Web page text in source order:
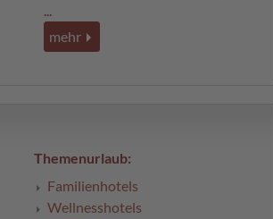
...
mehr
Themenurlaub:
Familienhotels
Wellnesshotels